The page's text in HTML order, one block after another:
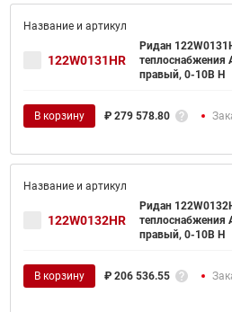
122W0131HR
Ридан
теплоснабжения
правый, 0-10В H
В корзину ₽ 279 578.80
122W0132HR
Ридан
теплоснабжения
правый, 0-10В H
В корзину ₽ 206 536.55